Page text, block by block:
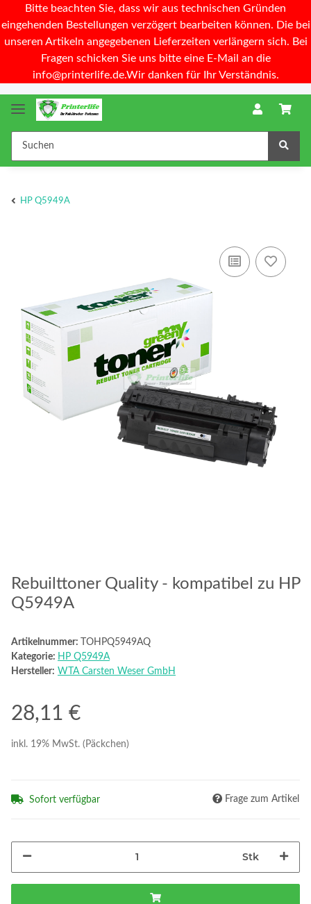
Bitte beachten Sie, dass wir aus technischen Gründen
eingehenden Bestellungen verzögert bearbeiten können. Die bei
unseren Artikeln angegebenen Lieferzeiten verlängern sich. Bei
Fragen schicken Sie uns bitte eine E-Mail an die
info@printerlife.de.Wir danken für Ihr Verständnis.
HP Q5949A
Rebuilttoner Quality - kompatibel zu HP
Q5949A
Artikelnummer:
TOHPQ5949AQ
Kategorie: HP Q5949A
Hersteller: WTA Carsten Weser GmbH
28,11 €
inkl. 19% MwSt. (Päckchen)
Sofort verfügbar Frage zum Artikel
Stk